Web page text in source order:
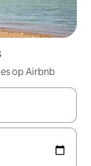
op Airbnb
maak je een keuze